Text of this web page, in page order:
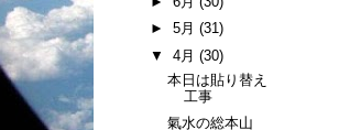
► 5月 (31)
▼ 4月 (30)
本日は貼り替え
工事
氣水の総本山